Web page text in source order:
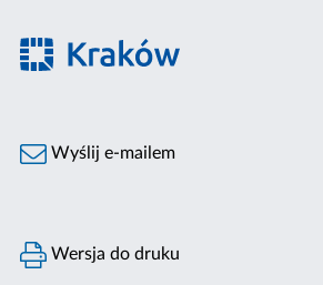
Wyślij e-mailem
Wersja do druku